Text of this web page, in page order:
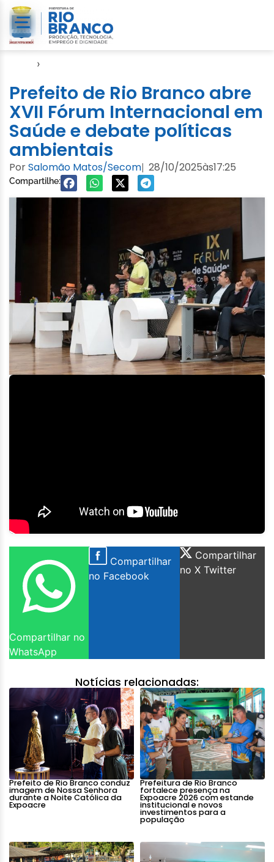
›
Prefeito de Rio Branco abre
XVII Fórum Internacional em
Saúde e debate políticas
ambientais
PorSalomão Matos/Secom| 28/10/2025às17:25
Compartilhe:
Compartilhar no
WhatsApp
Compartilhar
no Facebook
Compartilhar
no X Twitter
Notícias relacionadas:
Prefeito de Rio Branco conduz
imagem de Nossa Senhora
durante a Noite Católica da
Expoacre
Prefeitura de Rio Branco
fortalece presença na
Expoacre 2026 com estande
institucional e novos
investimentos para a
população